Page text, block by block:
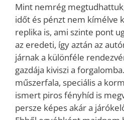
Mint nemrég
időt és pénzt nem kímélve
replika is, ami szinte pont
az eredeti, így aztán az
járnak a különféle
gazdája kiviszi a
műszerfala, speciális a
ismert piros fényhíd is
persze képes akár a